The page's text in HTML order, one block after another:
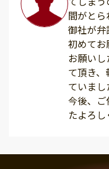
間がとら
御社が弁
初めて
お願い
て頂き
ていまし
今後、ご
たよろし